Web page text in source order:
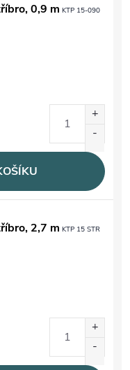
0,9 m KTP 15-090
2,7 m KTP 15 STR